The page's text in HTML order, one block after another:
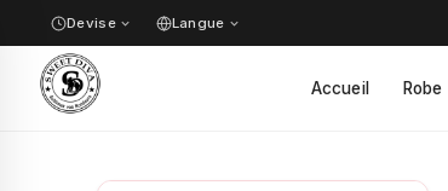
Devise Langue
Accueil Robe